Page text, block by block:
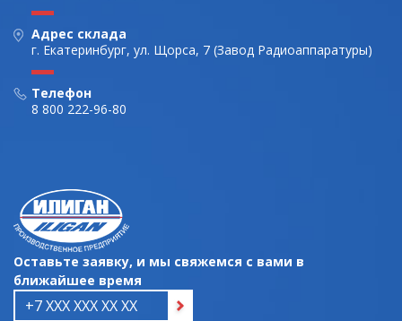
Адрес склада
г. Екатеринбург, ул. Щорса, 7 (Завод Радиоаппаратуры)
Телефон
8 800 222-96-80
Оставьте заявку, и мы свяжемся с вами в
ближайшее время